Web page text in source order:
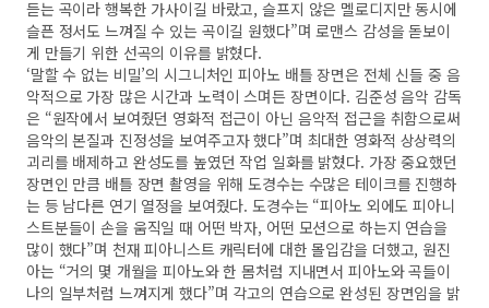
듣는 곡이라 행복한 가사이길 바랐고, 슬프지 않은 멜로디지만 동시에
슬픈 정서도 느껴질 수 있는 곡이길 원했다”며 로맨스 감성을 돋보이
게 만들기 위한 선곡의 이유를 밝혔다.
‘말할 수 없는 비밀’의 시그니처인 피아노 배틀 장면은 전체 신들 중 음
악적으로 가장 많은 시간과 노력이 스며든 장면이다. 김준성 음악 감독
은 “원작에서 보여줬던 영화적 접근이 아닌 음악적 접근을 취함으로써
음악의 본질과 진정성을 보여주고자 했다”며 최대한 영화적 상상력의
괴리를 배제하고 완성도를 높였던 작업 일화를 밝혔다. 가장 중요했던
장면인 만큼 배틀 장면 촬영을 위해 도경수는 수많은 테이크를 진행하
는 등 남다른 연기 열정을 보여줬다. 도경수는 “피아노 외에도 피아니
스트분들이 손을 움직일 때 어떤 박자, 어떤 모션으로 하는지 연습을
많이 했다”며 천재 피아니스트 캐릭터에 대한 몰입감을 더했고, 원진
아는 “거의 몇 개월을 피아노와 한 몸처럼 지내면서 피아노와 곡들이
나의 일부처럼 느껴지게 했다”며 각고의 연습으로 완성된 장면임을 밝